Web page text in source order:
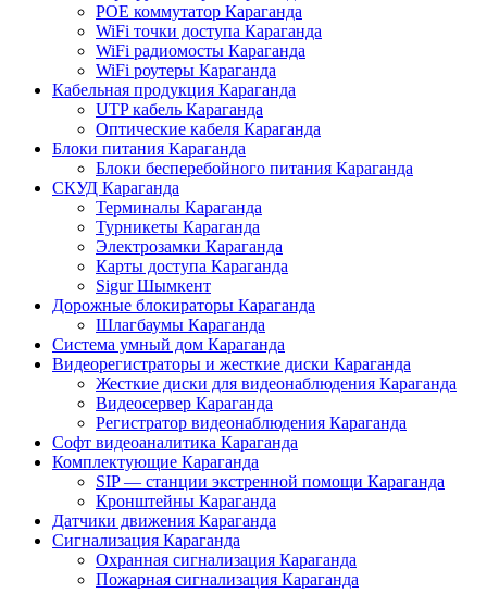
POE коммутатор Караганда
WiFi точки доступа Караганда
WiFi радиомосты Караганда
WiFi роутеры Караганда
Кабельная продукция Караганда
UTP кабель Караганда
Оптические кабеля Караганда
Блоки питания Караганда
Блоки бесперебойного питания Караганда
СКУД Караганда
Терминалы Караганда
Турникеты Караганда
Электрозамки Караганда
Карты доступа Караганда
Sigur Шымкент
Дорожные блокираторы Караганда
Шлагбаумы Караганда
Система умный дом Караганда
Видеорегистраторы и жесткие диски Караганда
Жесткие диски для видеонаблюдения Караганда
Видеосервер Караганда
Регистратор видеонаблюдения Караганда
Софт видеоаналитика Караганда
Комплектующие Караганда
SIP — станции экстренной помощи Караганда
Кронштейны Караганда
Датчики движения Караганда
Сигнализация Караганда
Охранная сигнализация Караганда
Пожарная сигнализация Караганда